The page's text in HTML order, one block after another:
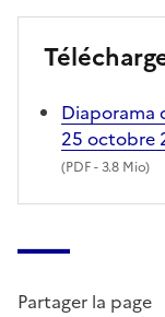
Diaporama
25 octobre
(PDF- 3.8 Mio)
Partager la page